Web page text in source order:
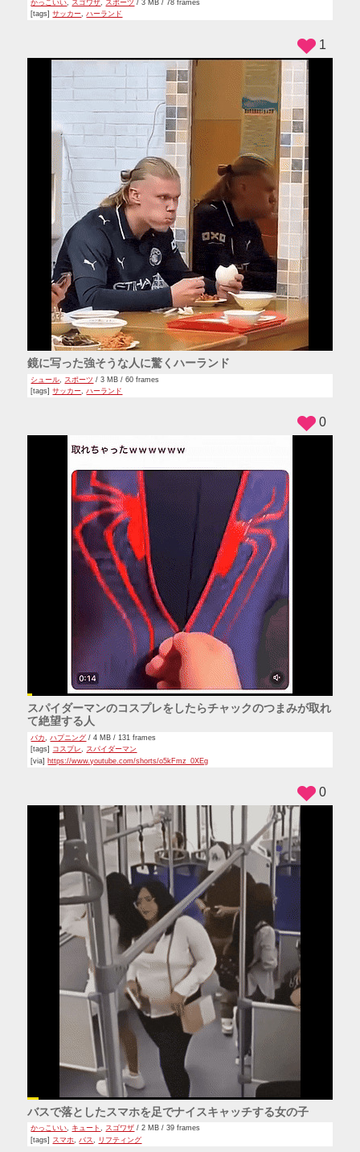
かっこいい スゴワザ スポーツ / 3 MB / 78 frames
[tags]サッカー,ハーランド
鏡に写った強そうな人に驚くハーランド
シュール スポーツ / 3 MB / 60 frames
[tags]サッカー,ハーランド
1
スパイダーマンのコスプレをしたらチャックのつまみが取れ
て絶望する人
バカ ,ハプニング / 4 MB / 131 frames
[tags] コスプレ, スパイダーマン
[via] https://www.youtube.com/shorts/o5kFmz_0XEg
0
バスで落としたスマホを足でナイスキャッチする女の子
かっこいい, キュート, スゴワザ / 2 MB / 39 frames
[tags] スマホ,バス, リフティング
0